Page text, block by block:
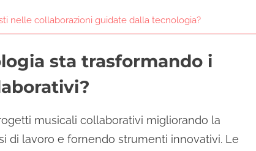
nelle collaborazioni guidate dalla tecnologia?
sta trasformando i
musicali collaborativi migliorando la
di lavoro e fornendo strumenti innovativi. Le